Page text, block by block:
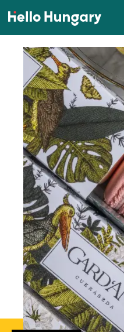
Ugrás a tartalomhoz